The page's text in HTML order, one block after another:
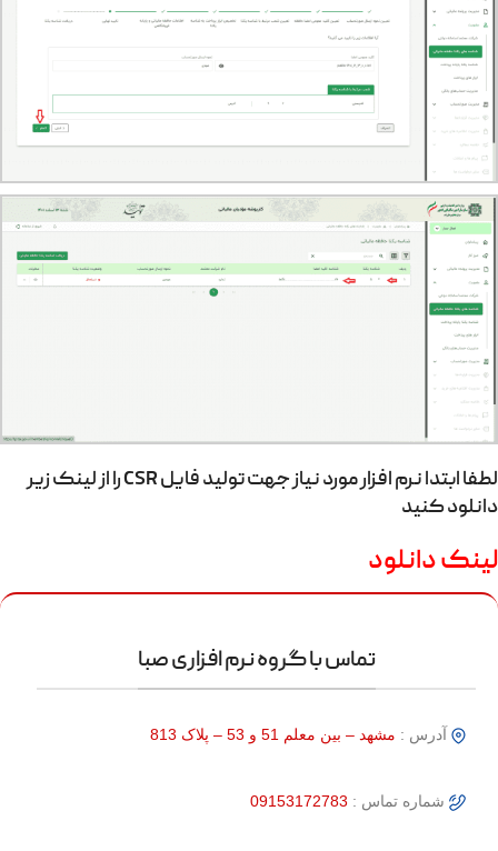
لطفا ابتدا نرم افزار مورد نیاز جهت تولید فایل CSR را از لینک زیر
دانلود کنید
لینک دانلود
تماس با گروه نرم افزاری صبا
آدرس : مشهد – بین معلم 51 و 53 – پلاک 813
شماره تماس : 09153172783